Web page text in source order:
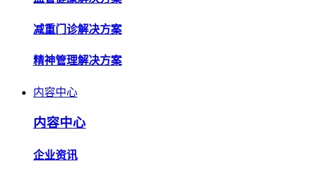
减重门诊解决方案
精神管理解决方案
内容中心
内容中心
企业资讯